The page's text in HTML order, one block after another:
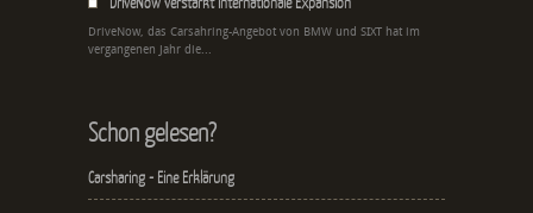
DriveNow, das Carsahring-Angebot von BMW und SIXT hat im
vergangenen Jahr die...
Schon gelesen?
Carsharing - Eine Erklärung